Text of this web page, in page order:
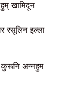
खामिदून
रसूलिन इल्ला
अन्नहुम